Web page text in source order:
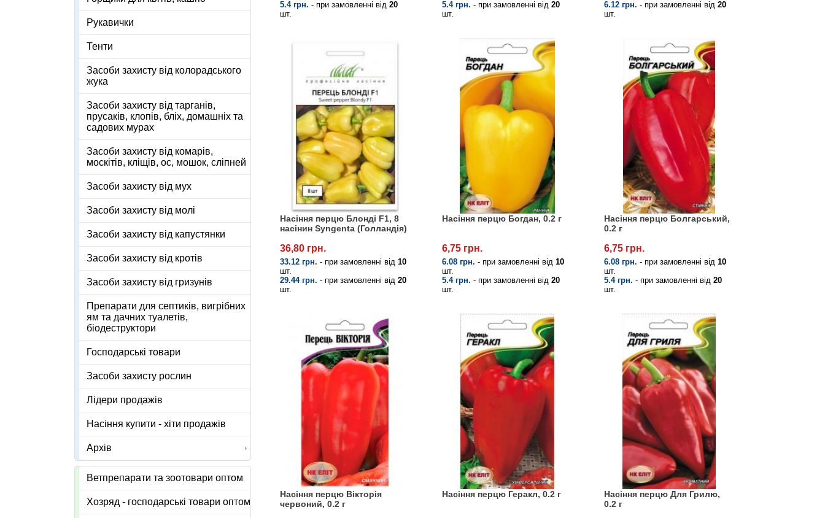
5.4 грн. - при замовленні від 20
шт.
5.4 грн. - при замовленні від 20
шт.
6.12 грн. - при замовленні від 20
шт.
Насіння перцю Блонді F1, 8
насінин Syngenta (Голландія)
36,80 грн.
33.12 грн. - при замовленні від 10
шт.
29.44 грн. - при замовленні від 20
шт.
Насіння перцю Богдан, 0.2 г
6,75 грн.
6.08 грн. - при замовленні від 10
шт.
5.4 грн. - при замовленні від 20
шт.
Насіння перцю Болгарський,
0.2 г
6,75 грн.
6.08 грн. - при замовленні від 10
шт.
5.4 грн. - при замовленні від 20
шт.
Насіння перцю Вікторія
червоний, 0.2 г
Насіння перцю Геракл, 0.2 г
Насіння перцю Для Грилю,
0.2 г
Рукавички
Тенти
Засоби захисту від колорадського
жука
Засоби захисту від тарганів,
прусаків, клопів, бліх, домашніх та
садових мурах
Засоби захисту від комарів,
москітів, кліщів, ос, мошок, сліпней
Засоби захисту від мух
Засоби захисту від молі
Засоби захисту від капустянки
Засоби захисту від кротів
Засоби захисту від гризунів
Препарати для септиків, вигрібних
ям та дачних туалетів,
біодеструктори
Господарські товари
Засоби захисту рослин
Лідери продажів
Насіння купити - хіти продажів
Архів
Ветпрепарати та зоотовари оптом
Хозряд - господарські товари оптом